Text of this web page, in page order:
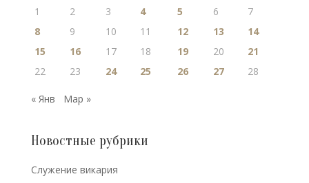
1 2 3 4 5 6
7
8
9 10 11 12 13
14
15
16 17 18 19 20
21
22
23 24 25 26 27 28
« Янв Мар »
Новостные рубрики
Cлужение викария